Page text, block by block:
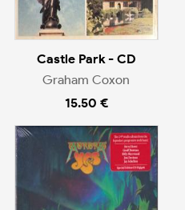
Castle Park - CD
Graham Coxon
15.50 €